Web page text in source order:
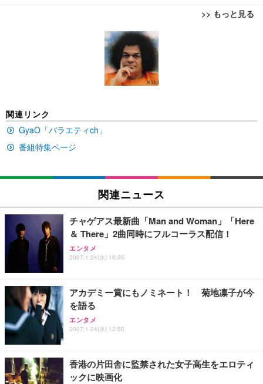
>> もっと見る
[EdoErgo] オフィスチェア 椅子 テレワーク 疲れな
い 跳ね上げ式アームレスト コンパクト 約105度ロッ
キング pc 事務椅子 360度回転 座面昇降 強化ナイロ
ン樹脂ベース 通気性メッシュ 在宅ワーク H-WY01
(黒網+黒枠+黒足)
ュチェア 人間工学 疲れない ブラック
￥27,999
Sezlife オフィスチェア デスクチェア 疲れない テレ
能 人間工学 椅子 腰サポート 90度跳ね上げ式アーム
レスト 3Dヘッドレスト ハンガー付き 高反発クッシ
ョン PCチェア 通気性メッシュ ゲーミング/勉強/事
務用 おしゃれ パソコンチェア (ブラック)
Sezlife オフィスチェア デスクチェア 疲れない テレ
ワーク チェア 強化バックレスト 30度ロッキング機
能 人間工学 椅子 腰サポート 90度跳ね上げ式アーム
ョン PCチェア 通気性メッシュ ゲーミング/勉強/事
務用 おしゃれ パソコンチェア (ホワイト)
ANDWINT オフィスチェア デスクチェア 肘なし メ
ッシュ 通気性 ランバーサポート付き 腰サポート ガ
ス圧無段階昇降 360度回転 キャスター付き コンパク
EIZO ビジネス向けプレミアムモニター | FlexScan
EV3240X-WT | 31.5型4K UHD・USB Type-C・ホワ
￥105,595
イト
￥109,572
【純正品】27"ゲーミングモニター DualSense 充電
フック付き（CFI-ZDM1J）
￥49,979
【整備済み品】Dell E2724HS 27インチ 液晶モニタ
ー フルHD（1920×1080）VA 非光沢 HDMI/DisplayP
ort/VGA スピーカー内蔵 高さ調整 スイベル VESA対
【MiniLED/24.5inch/280Hz/FHD】GRAPHT THE S
HOOTER Gaming Monitor 24” Essential ゲーミン
グモニター QD 24.5インチ 1ms FHD 量子ドット 残
Amazonベーシック ペットシーツ 薄型 レギュラー 1
回使い捨て 無香料 ホワイト 300枚
x2袋(84枚) ホワイト(吸収面:ライトブルー)
￥3,234
ネオ・ルーライフ ネオ・オムツ L 中型犬用 26枚入
￥1,800
Smart Basic(スマートベーシック) 【Amazon.co.jp
限定】 Smart Basic アイリスオーヤマ ペットシーツ
超厚型 お徳用 ワイド 100枚入 (x 1) (ケース販売)
アイリスオーヤマ ペットシーツ 超厚型 お徳用 レギ
ュラー 200枚入【Amazon.co.jp限定】
関連リンク
GyaO「バラエティch」
番組特集ページ
関連ニュース
チャゲアス最新曲「Man and Woman」「Here
＆ There」2曲同時にフルコーラス配信！
エンタメ
2007.1.24(水) 16:35
アカデミー賞にもノミネート！ 菊地凛子が今
を語る
エンタメ
2007.1.24(水) 12:50
香港の片田舎に監禁された女子高生をエロティ
ックに映画化